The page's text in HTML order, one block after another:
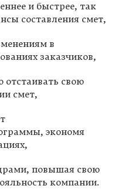
и быстрее, так
составления смет,
в
заказчиков,
отстаивать свою
смет,
экономя
повышая свою
компании.